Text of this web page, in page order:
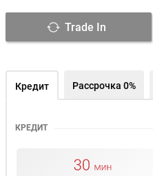
Trade In
Кредит Рассрочка 0%
КРЕДИТ